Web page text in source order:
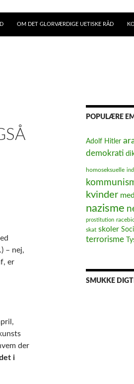
OM DET GLORVÆRDIGE UETISKE RÅD
– nej,
er
der
i
POPULÆRE
Adolf Hitler
demokrati
homoseksuelle
kvinder
nazisme
prostitution
skat skoler
terrorisme
SMUKKE